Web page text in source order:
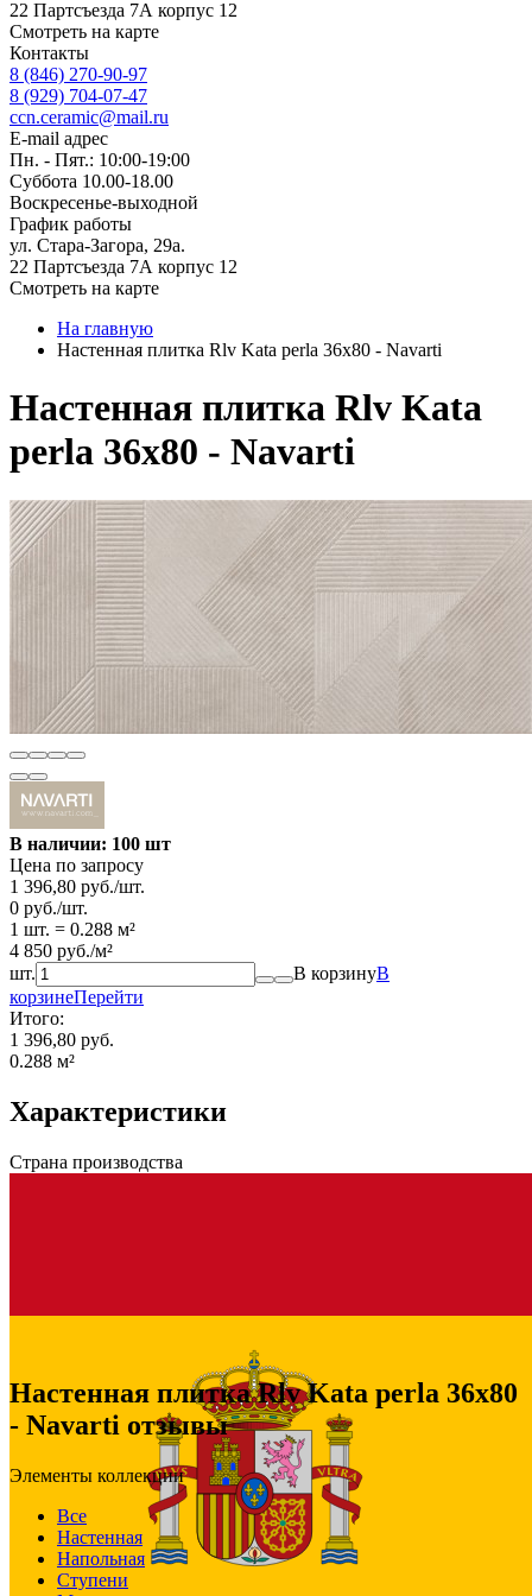
22 Партсъезда 7А корпус 12
Смотреть на карте
Контакты
8 (846) 270-90-97
8 (929) 704-07-47
ccn.ceramic@mail.ru
E-mail адрес
Пн. - Пят.: 10:00-19:00
Суббота 10.00-18.00
Воскресенье-выходной
График работы
ул. Стара-Загора, 29а.
22 Партсъезда 7А корпус 12
Смотреть на карте
На главную
Настенная плитка Rlv Kata perla 36x80 - Navarti
Настенная плитка Rlv Kata
perla 36x80 - Navarti
В наличии: 100 шт
Цена по запросу
1 396,80 руб./шт.
0 руб./шт.
1 шт. = 0.288 м²
4 850 руб./м²
шт.
В корзинуВ
корзинеПерейти
Итого:
1 396,80 руб.
0.288 м²
Характеристики
Страна производства
Настенная плитка Rlv Kata perla 36x80
- Navarti отзывы
Элементы коллекции
Все
Настенная
Напольная
Ступени